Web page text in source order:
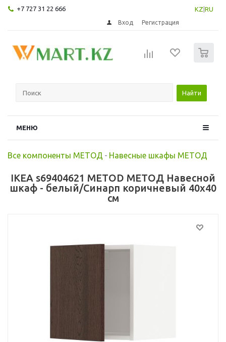
+7 727 31 22 666 KZ RU
Вход Регистрация
Найти
МЕНЮ
Все компоненты МЕТОД - Навесные шкафы МЕТОД
IKEA s69404621 METOD МЕТОД Навесной
шкаф - белый/Синарп коричневый 40x40
см